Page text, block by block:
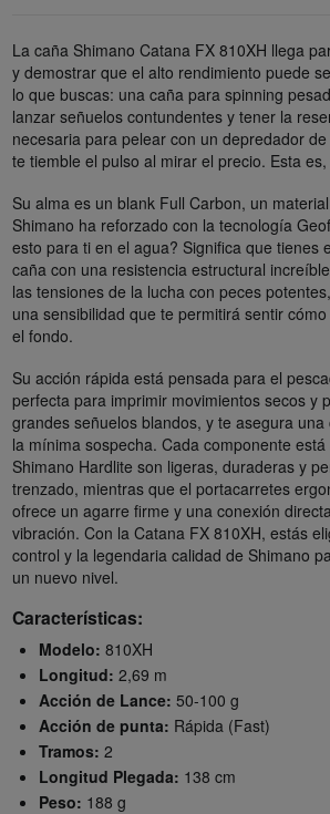
La caña Shimano Catana FX 810XH llega
y demostrar que el alto rendimiento puede
lo que buscas: una caña para spinning
lanzar señuelos contundentes y tener la
necesaria para pelear con un depredador
te tiemble el pulso al mirar el precio. Esta
Su alma es un blank Full Carbon, un
Shimano ha reforzado con la tecnología
esto para ti en el agua? Significa que tienes
caña con una resistencia estructural
las tensiones de la lucha con peces
una sensibilidad que te permitirá sentir
el fondo.
Su acción rápida está pensada para el
perfecta para imprimir movimientos secos y
grandes señuelos blandos, y te asegura
la mínima sospecha. Cada componente
Shimano Hardlite son ligeras, duraderas y
trenzado, mientras que el portacarretes
ofrece un agarre firme y una conexión
vibración. Con la Catana FX 810XH, estás
control y la legendaria calidad de Shimano
un nuevo nivel.
Características:
Modelo: 810XH
Longitud: 2,69 m
Acción de Lance: 50-100 g
Acción de punta: Rápida (Fast)
Tramos: 2
Longitud Plegada: 138 cm
Peso: 188 g